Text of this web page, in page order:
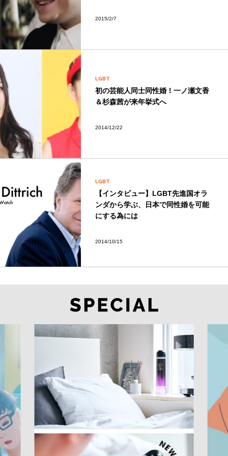
2015/2/7
LGBT
初の芸能人同士同性婚！一ノ瀬文香
＆杉森茜が来年挙式へ
2014/12/22
LGBT
【インタビュー】LGBT先進国オラ
ンダから学ぶ、日本で同性婚を可能
にする為には
2014/10/15